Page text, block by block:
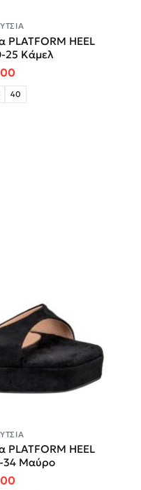
PLATFORM HEEL
25 Κάμελ
price was: €99.90.
Η τρέχουσα τιμή
40
PLATFORM HEEL
34 Μαύρο
price was: €99.90.
Η τρέχουσα τιμή